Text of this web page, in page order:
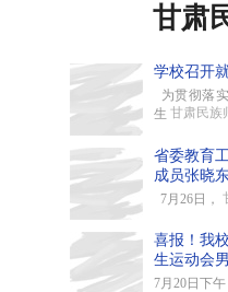
甘肃
学校召开
为贯彻落
生 甘肃民族
省委教育
成员张晓
7月26日，
喜报！我
生运动会
7月20日下午